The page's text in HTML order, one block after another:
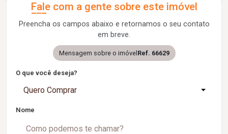
Fale com a gente sobre este imóvel
Preencha os campos abaixo e retornamos o seu contato
em breve.
Mensagem sobre o imóvel Ref. 66629
O que você deseja?
Quero Comprar
Nome